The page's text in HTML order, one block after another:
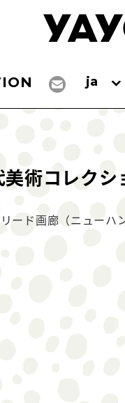
ja
術コレクシ
ード画廊（ニューハ